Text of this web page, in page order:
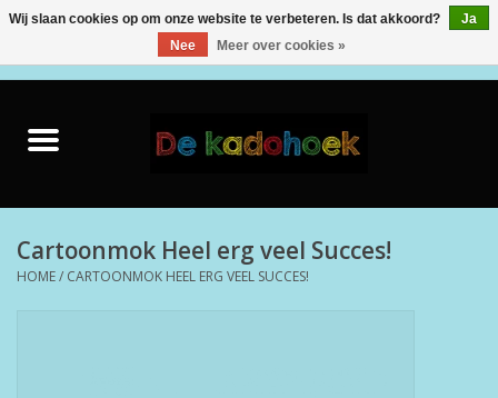
Cartoonmok Heel erg veel Succes!
HOME/ CARTOONMOK HEEL ERG VEEL SUCCES!
Wij slaan cookies op om onze website te verbeteren. Is dat akkoord?
Ja
Nee
Meer over cookies »